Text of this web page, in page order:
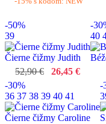
-50%
39
Čierne čižmy Judith
52,90 €
26,45 €
-
40
-30%
36 37 38 39 40 41
Čierne čižmy Caroline
-